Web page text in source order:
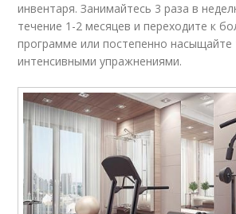
инвентаря. Занимайтесь 3 раза в
течение 1-2 месяцев и переходите к
программе или постепенно насыщайте
интенсивными упражнениями.